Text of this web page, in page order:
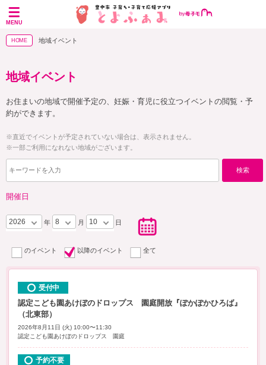
MENU
HOME 地域イベント
地域イベント
お住まいの地域で開催予定の、妊娠・育児に役立つイベントの閲覧・予
約ができます。
※直近でイベントが予定されていない場合は、表示されません。
※一部ご利用になれない地域がございます。
検索
開催日
2026 年 8 月 10 日
のイベント 以降のイベント 全て
受付中
認定こども園あけぼのドロップス 園庭開放『ぽかぽかひろば』
（北東部）
2026年8月11日 (火) 10:00〜11:30
認定こども園あけぼのドロップス 園庭
予約不要